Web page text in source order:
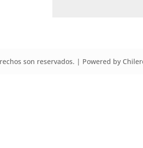
son reservados. | Powered by